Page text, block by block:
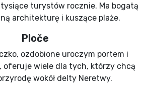
tysiące turystów rocznie. Ma bogatą
architekturę i kuszące plaże.
Ploče
ozdobione uroczym portem i
oferuje wiele dla tych, którzy chcą
wokół delty Neretwy.